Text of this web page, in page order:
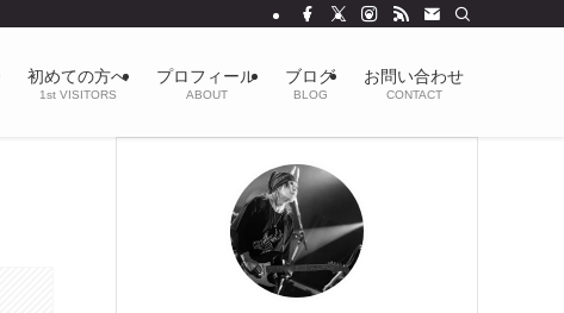
初めての方へ
1st VISITORS
プロフィール
ABOUT
ブログ
BLOG
お問い合わせ
CONTACT